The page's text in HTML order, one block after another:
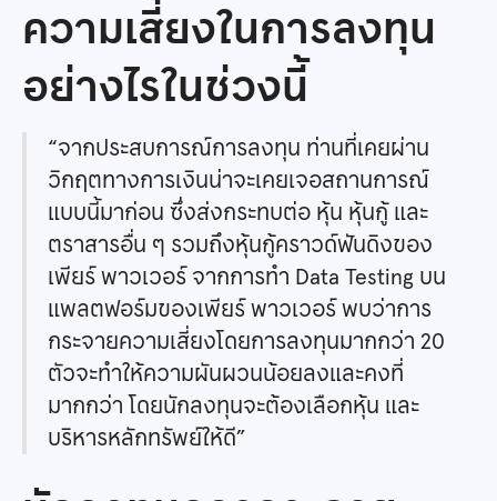
ความเสี่ยงในการลงทุน
อย่างไรในช่วงนี้
“จากประสบการณ์การลงทุน ท่านที่เคยผ่าน
วิกฤตทางการเงินน่าจะเคยเจอสถานการณ์
แบบนี้มาก่อน ซึ่งส่งกระทบต่อ หุ้น หุ้นกู้ และ
ตราสารอื่น ๆ รวมถึงหุ้นกู้คราวด์ฟันดิงของ
เพียร์ พาวเวอร์ จากการทำ Data Testing บน
แพลตฟอร์มของเพียร์ พาวเวอร์ พบว่าการ
กระจายความเสี่ยงโดยการลงทุนมากกว่า 20
ตัวจะทำให้ความผันผวนน้อยลงและคงที่
มากกว่า โดยนักลงทุนจะต้องเลือกหุ้น และ
บริหารหลักทรัพย์ให้ดี”